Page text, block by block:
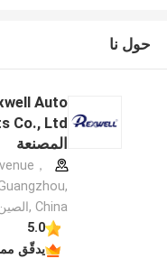
حول نا
Auto
المصنعة
，
China ,الصين
5.0
يدقّق